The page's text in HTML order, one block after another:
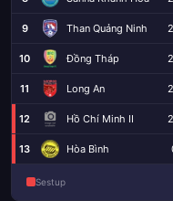
9 Than Quảng Ninh
10 Đồng Tháp
11 Long An
12 Hồ Chí Minh II
13 Hòa Bình
Sestup